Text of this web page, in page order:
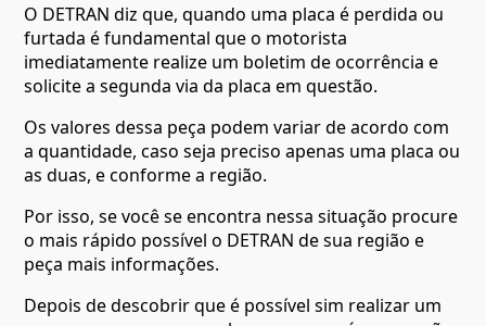
O DETRAN diz que, quando uma placa é perdida ou
furtada é fundamental que o motorista
imediatamente realize um boletim de ocorrência e
solicite a segunda via da placa em questão.
Os valores dessa peça podem variar de acordo com
a quantidade, caso seja preciso apenas uma placa ou
as duas, e conforme a região.
Por isso, se você se encontra nessa situação procure
o mais rápido possível o DETRAN de sua região e
peça mais informações.
Depois de descobrir que é possível sim realizar um